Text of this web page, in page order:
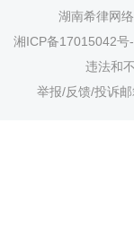
湖南希律网
湘ICP备17015042号-
违法和
举报/反馈/投诉